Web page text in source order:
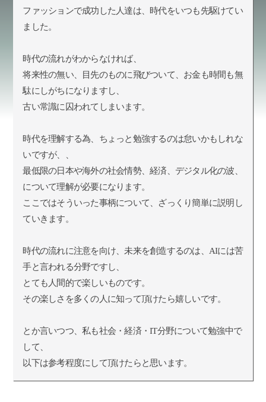
ファッションで成功した人達は、時代をいつも先駆けてい
ました。
時代の流れがわからなければ、
将来性の無い、目先のものに飛びついて、お金も時間も無
駄にしがちになりますし、
古い常識に囚われてしまいます。
時代を理解する為、ちょっと勉強するのは怠いかもしれな
いですが、、
最低限の日本や海外の社会情勢、経済、デジタル化の波、
について理解が必要になります。
ここではそういった事柄について、ざっくり簡単に説明し
ていきます。
時代の流れに注意を向け、未来を創造するのは、AIには苦
手と言われる分野ですし、
とても人間的で楽しいものです。
その楽しさを多くの人に知って頂けたら嬉しいです。
とか言いつつ、私も社会・経済・IT分野について勉強中で
して、
以下は参考程度にして頂けたらと思います。